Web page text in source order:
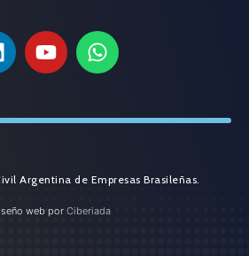
Argentina de Empresas Brasileñas.
web por Ciberiada